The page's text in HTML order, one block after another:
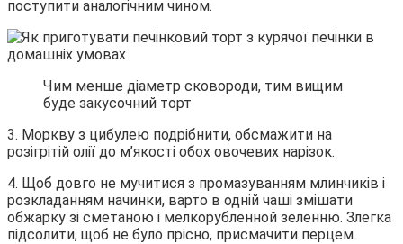
поступити аналогічним чином.
Чим менше діаметр сковороди, тим вищим
буде закусочний торт
3. Моркву з цибулею подрібнити, обсмажити на
розігрітій олії до м’якості обох овочевих нарізок.
4. Щоб довго не мучитися з промазуванням млинчиків і
розкладанням начинки, варто в одній чаші змішати
обжарку зі сметаною і мелкорубленной зеленню. Злегка
підсолити, щоб не було прісно, присмачити перцем.